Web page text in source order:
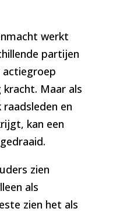
werkt
partijen
actiegroep
Maar als
en
kan een
zien
als
zien het als